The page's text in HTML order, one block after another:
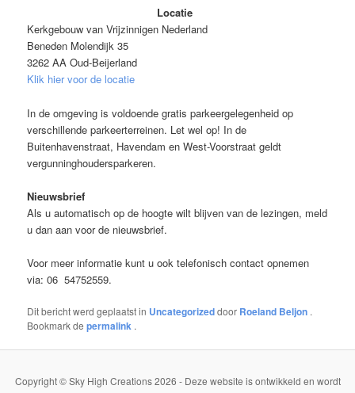
Locatie
Kerkgebouw van Vrijzinnigen Nederland
Beneden Molendijk 35
3262 AA Oud-Beijerland
Klik hier voor de locatie
In de omgeving is voldoende gratis parkeergelegenheid op
verschillende parkeerterreinen. Let wel op! In de
Buitenhavenstraat, Havendam en West-Voorstraat geldt
vergunninghoudersparkeren.
Nieuwsbrief
Als u automatisch op de hoogte wilt blijven van de lezingen, meld
u dan aan voor de nieuwsbrief.
Voor meer informatie kunt u ook telefonisch contact opnemen
via: 06 54752559.
Dit bericht werd geplaatst in Uncategorizeddoor Roeland Beljon .
Bookmark depermalink .
Copyright © Sky High Creations 2026 - Deze website is ontwikkeld en wordt